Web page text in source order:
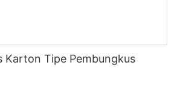
Karton Tipe Pembungkus